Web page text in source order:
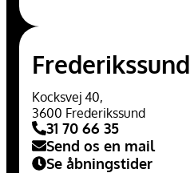
Frederikssund
Kocksvej 40,
3600 Frederikssund
31 70 66 35
Send os en mail
Se åbningstider